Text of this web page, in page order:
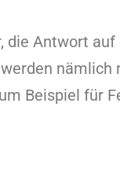
die Antwort
nämlich
Beispiel für